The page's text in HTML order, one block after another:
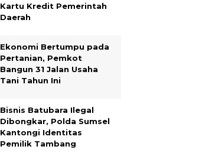
Kartu Kredit Pemerintah
Daerah
Ekonomi Bertumpu pada
Pertanian, Pemkot
Bangun 31 Jalan Usaha
Tani Tahun Ini
Bisnis Batubara Ilegal
Dibongkar, Polda Sumsel
Kantongi Identitas
Pemilik Tambang